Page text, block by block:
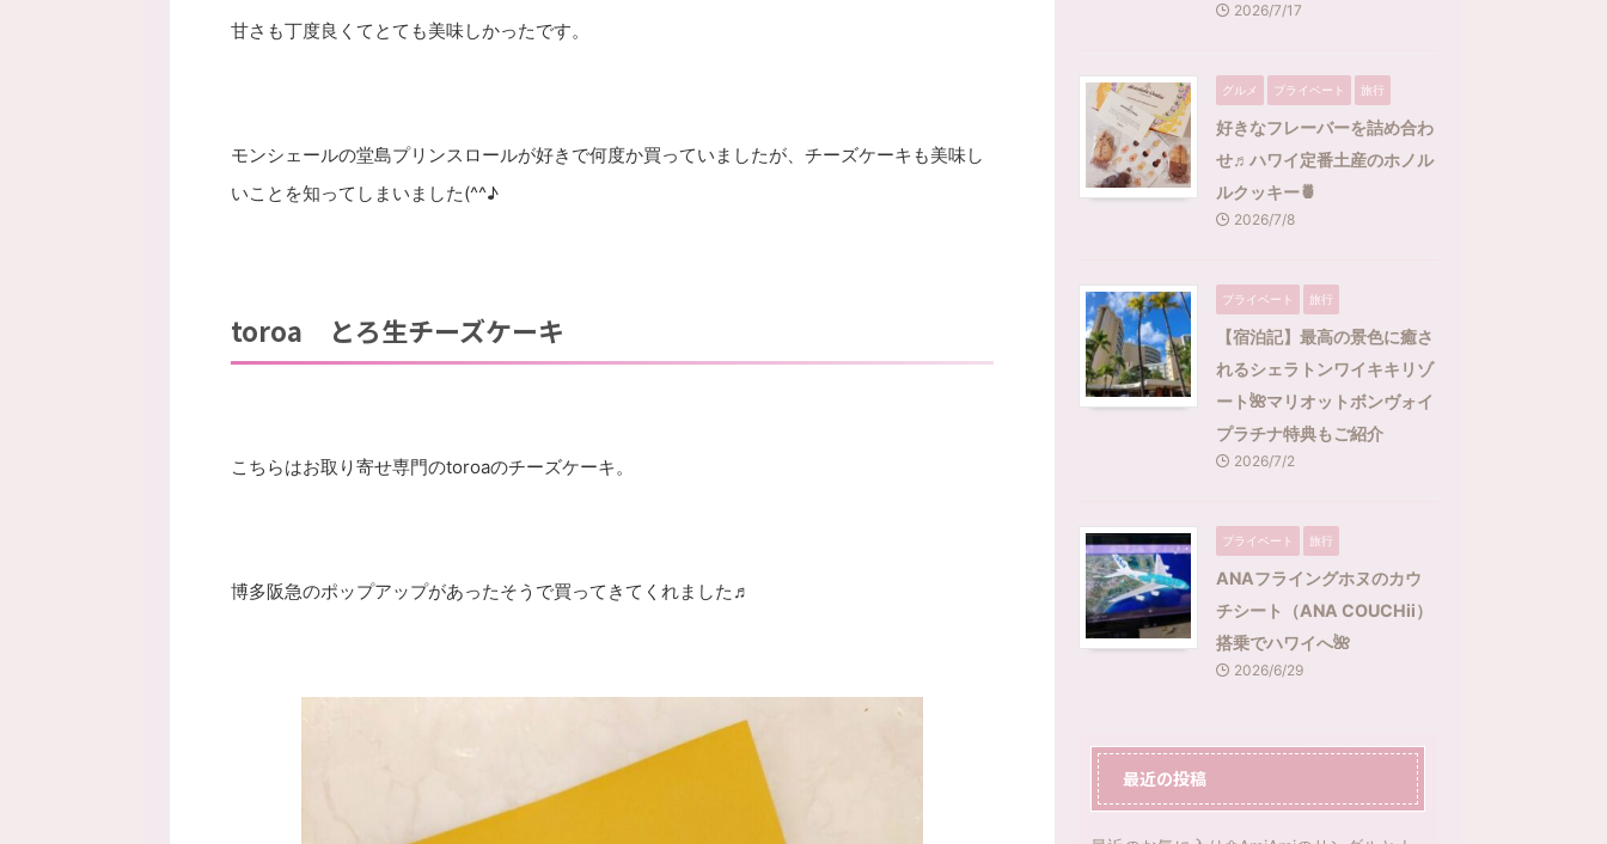
甘さも丁度良くてとても美味しかったです。
モンシェールの堂島プリンスロールが好きで何度か買っていましたが、チーズケーキも美味し
いことを知ってしまいました(^^♪
toroa とろ生チーズケーキ
こちらはお取り寄せ専門のtoroaのチーズケーキ。
博多阪急のポップアップがあったそうで買ってきてくれました♬
2026/7/17
グルメ プライベート 旅行
好きなフレーバーを詰め合わ
せ♬ハワイ定番土産のホノル
ルクッキー🍍
2026/7/8
プライベート 旅行
【宿泊記】最高の景色に癒さ
れるシェラトンワイキキリゾ
ート🌺マリオットボンヴォイ
プラチナ特典もご紹介
2026/7/2
プライベート 旅行
ANAフライングホヌのカウ
チシート（ANA COUCHii）
搭乗でハワイへ🌺
2026/6/29
最近の投稿